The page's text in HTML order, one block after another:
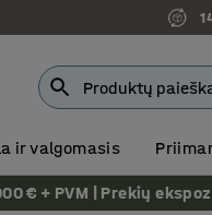
ir valgomasis
€ + PVM | Prekių